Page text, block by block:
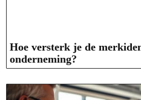
Hoe versterk je de
onderneming?